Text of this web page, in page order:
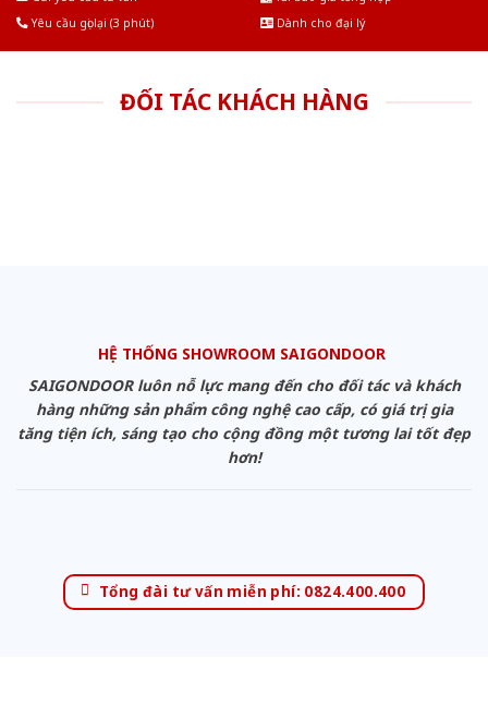
Yêu cầu gọi lại (3 phút)
Dành cho đại lý
ĐỐI TÁC KHÁCH HÀNG
HỆ THỐNG SHOWROOM SAIGONDOOR
SAIGONDOOR luôn nỗ lực mang đến cho đối tác và khách
hàng những sản phẩm công nghệ cao cấp, có giá trị gia
tăng tiện ích, sáng tạo cho cộng đồng một tương lai tốt đẹp
hơn!
Tổng đài tư vấn miễn phí: 0824.400.400